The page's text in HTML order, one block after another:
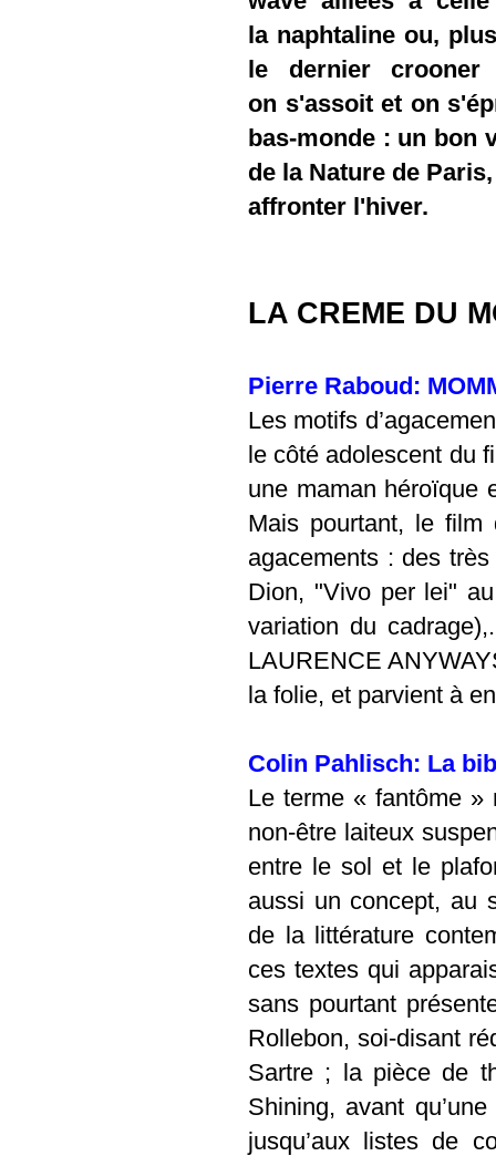
la naphtaline ou,
le dernier
on s'assoit et on
bas-monde : un bon
de la Nature de
affronter l'hiver.
LA CREME DU
Pierre Raboud:
Les motifs
le côté adolescent du
une maman héroïque
Mais pourtant, le
agacements : des
Dion, "Vivo per lei"
variation du
LAURENCE
la folie, et parvient à
Colin Pahlisch: La
Le terme « fantôme »
non-être laiteux
entre le sol et le
aussi un concept, au
de la littérature
ces textes qui
sans pourtant
Rollebon, soi-disant
Sartre ; la pièce de
Shining, avant
jusqu’aux listes de